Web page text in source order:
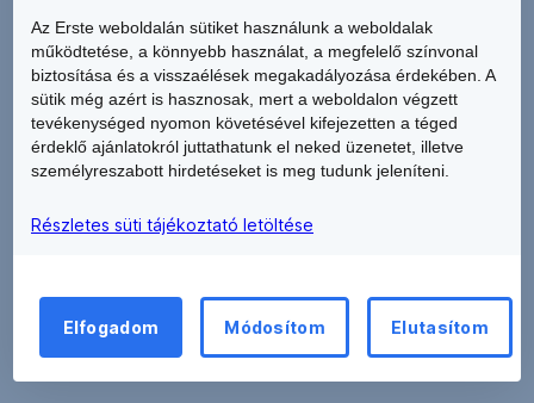
,
Új
ablakban
nyílik
meg
Az Erste weboldalán sütiket használunk a weboldalak
működtetése, a könnyebb használat, a megfelelő színvonal
biztosítása és a visszaélések megakadályozása érdekében. A
sütik még azért is hasznosak, mert a weboldalon végzett
tevékenységed nyomon követésével kifejezetten a téged
érdeklő ajánlatokról juttathatunk el neked üzenetet, illetve
személyreszabott hirdetéseket is meg tudunk jeleníteni.
Részletes süti tájékoztató letöltése
Elfogadom Módosítom Elutasítom